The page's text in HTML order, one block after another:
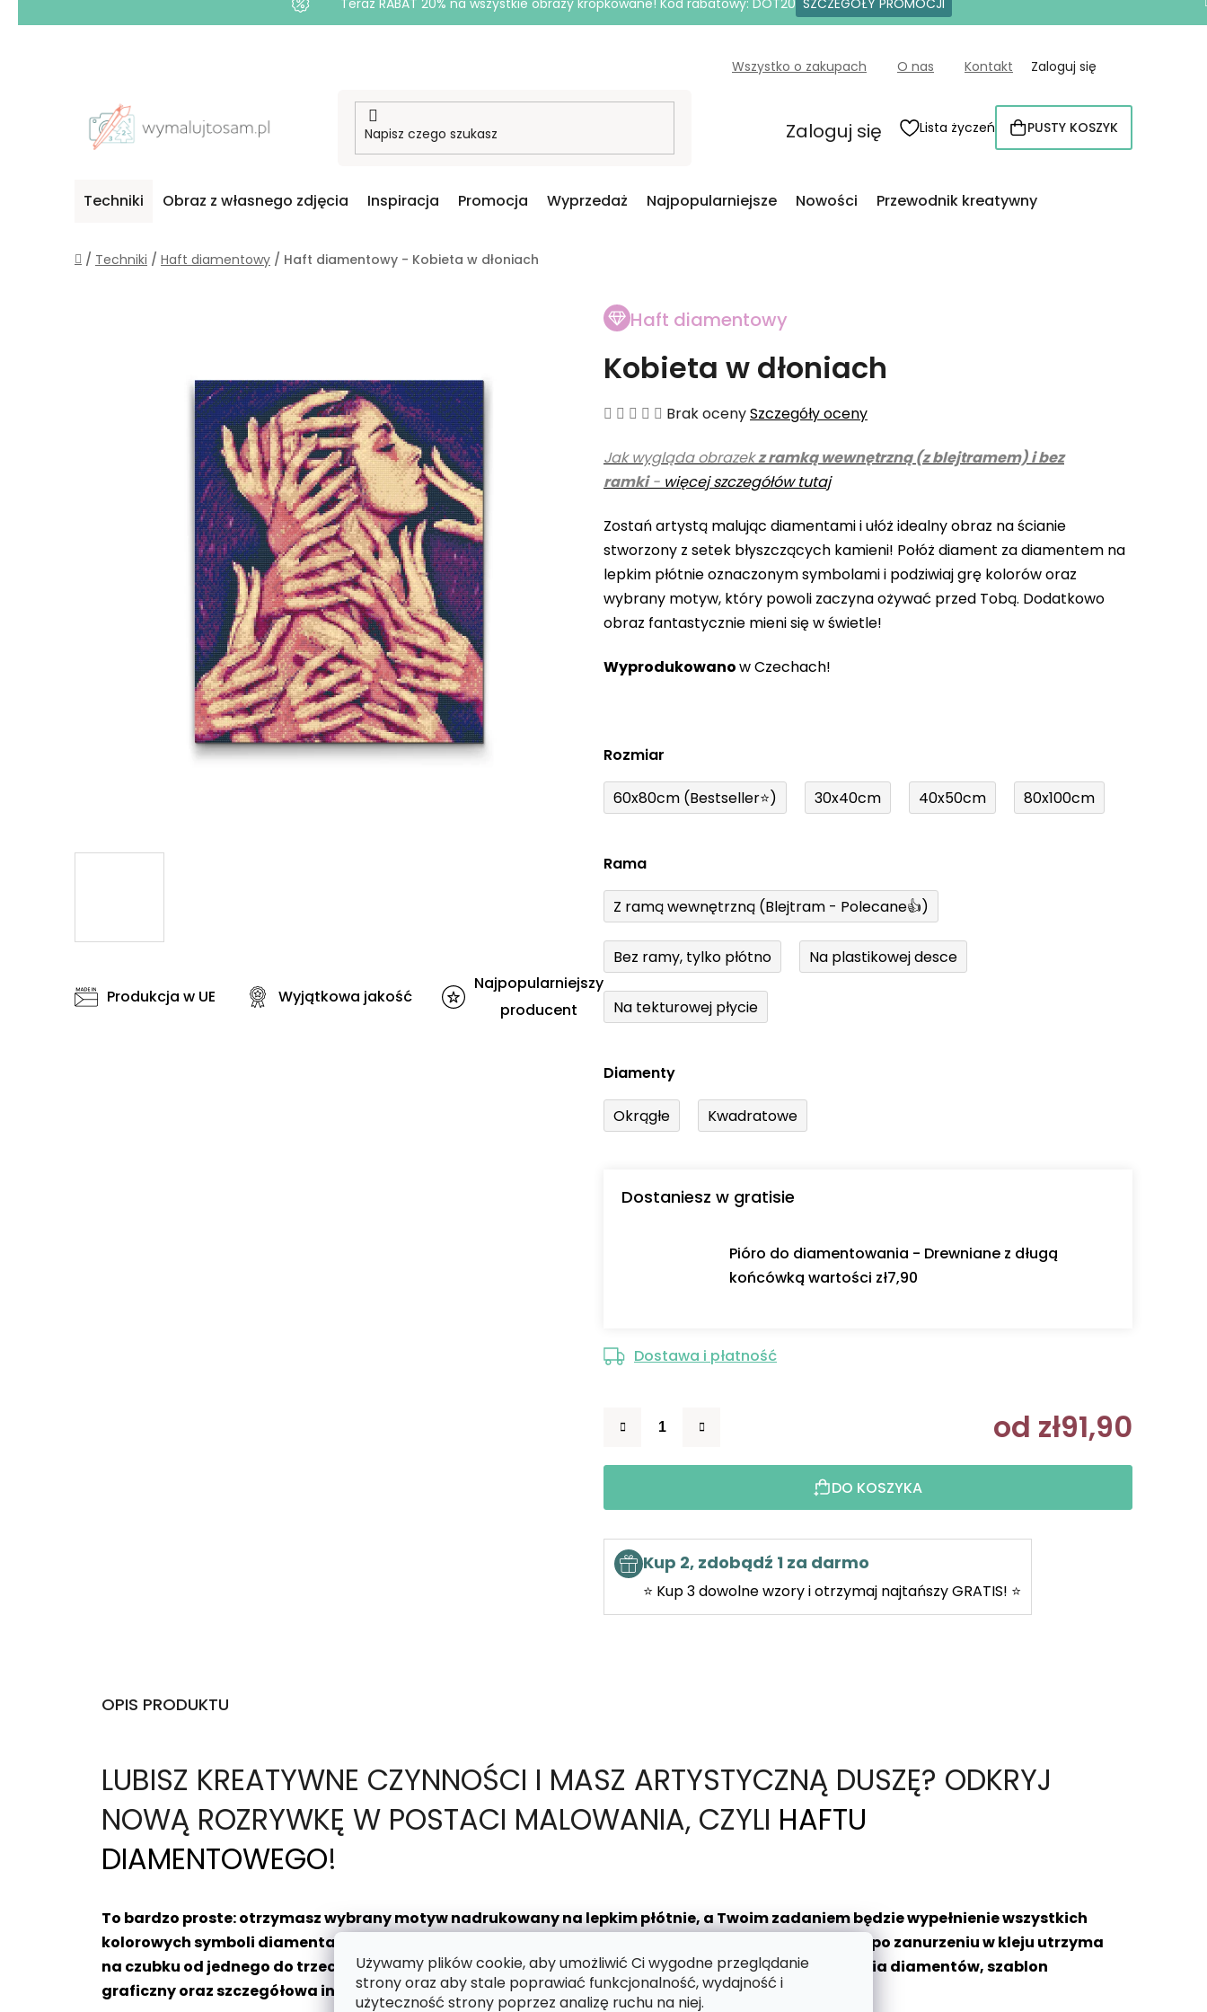
Używamy plików cookie, aby umożliwić Ci wygodne przeglądanie
strony oraz aby stale poprawiać funkcjonalność, wydajność i
użyteczność strony poprzez analizę ruchu na niej.
Teraz RABAT 20% na wszystkie obrazy kropkowane! Kod rabatowy: DOT20 SZCZEGÓŁY PROMOCJI
Wszystko o zakupach O nas Kontakt Zaloguj się
Zaloguj się Lista życzeń KOSZYK
PUSTY KOSZYK
Techniki Obraz z własnego zdjęcia Inspiracja Promocja Wyprzedaż Najpopularniejsze Nowości Przewodnik kreatywny
Home
/ Techniki / Haft diamentowy / Haft diamentowy - Kobieta w dłoniach
Haft diamentowy
Kobieta w dłoniach
Średnia
produktu
wynosi
na
5
gwiazdek.
Brak ocenySzczegóły oceny
Jak wygląda obrazekz ramką wewnętrzną (z blejtramem) i bez
ramki- więcej szczegółów tutaj
Zostań artystą malując diamentami i ułóż idealny obraz na ścianie
stworzony z setek błyszczących kamieni! Połóż diament za diamentem na
lepkim płótnie oznaczonym symbolami i podziwiaj grę kolorów oraz
wybrany motyw, który powoli zaczyna ożywać przed Tobą. Dodatkowo
obraz fantastycznie mieni się w świetle!
Wyprodukowanow Czechach!
Rozmiar
60x80cm (Bestseller⭐) 30x40cm 40x50cm 80x100cm
Rama
Z ramą wewnętrzną (Blejtram - Polecane👍)
Bez ramy, tylko płótno Na plastikowej desce
Na tekturowej płycie
Diamenty
Okrągłe Kwadratowe
Dostaniesz w gratisie
Pióro do diamentowania - Drewniane z długą
końcówką wartości zł7,90
Dostawa i płatność
od zł91,90
DO KOSZYKA
Kup 2, zdobądź 1 za darmo
⭐ Kup 3 dowolne wzory i otrzymaj najtańszy GRATIS! ⭐
Produkcja w UE Wyjątkowa jakość
Najpopularniejszy
producent
OPIS PRODUKTU
LUBISZ KREATYWNE CZYNNOŚCI I MASZ ARTYSTYCZNĄ DUSZĘ? ODKRYJ
NOWĄ ROZRYWKĘ W POSTACI MALOWANIA, CZYLI HAFTU
DIAMENTOWEGO!
To bardzo proste: otrzymasz wybrany motyw nadrukowany na lepkim płótnie, a Twoim zadaniem będzie wypełnienie wszystkich
kolorowych symboli diamentami z odpowiednimi numerami. Pomoże Ci w tym specjalne pióro, które po zanurzeniu w kleju utrzyma
na czubku od jednego do trzech diamentów naraz. W zestawie znajduje się również miska do zbierania diamentów, szablon
graficzny oraz szczegółowa instrukcja. Jesteś gotowy na błyszczącą artystyczną zabawę?